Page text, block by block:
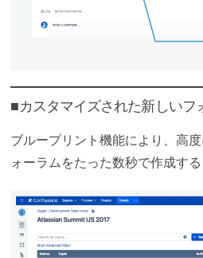
■カスタマイズされた新しいフ
ブループリント機能により、高
ォーラムをたった数秒で作成する